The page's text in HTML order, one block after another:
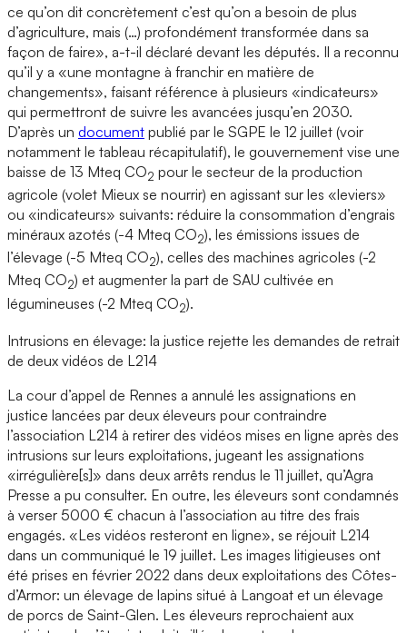
ce qu’on dit concrètement c’est qu’on a besoin de plus
d’agriculture, mais (…) profondément transformée dans sa
façon de faire», a-t-il déclaré devant les députés. Il a reconnu
qu’il y a «une montagne à franchir en matière de
changements», faisant référence à plusieurs «indicateurs»
qui permettront de suivre les avancées jusqu’en 2030.
D’après un document publié par le SGPE le 12 juillet (voir
notamment le tableau récapitulatif), le gouvernement vise une
baisse de 13 Mteq CO2 pour le secteur de la production
agricole (volet Mieux se nourrir) en agissant sur les «leviers»
ou «indicateurs» suivants: réduire la consommation d’engrais
minéraux azotés (-4 Mteq CO2), les émissions issues de
l’élevage (-5 Mteq CO2), celles des machines agricoles (-2
Mteq CO2) et augmenter la part de SAU cultivée en
légumineuses (-2 Mteq CO2).
Intrusions en élevage: la justice rejette les demandes de retrait
de deux vidéos de L214
La cour d’appel de Rennes a annulé les assignations en
justice lancées par deux éleveurs pour contraindre
l’association L214 à retirer des vidéos mises en ligne après des
intrusions sur leurs exploitations, jugeant les assignations
«irrégulière[s]» dans deux arrêts rendus le 11 juillet, qu’Agra
Presse a pu consulter. En outre, les éleveurs sont condamnés
à verser 5000 € chacun à l’association au titre des frais
engagés. «Les vidéos resteront en ligne», se réjouit L214
dans un communiqué le 19 juillet. Les images litigieuses ont
été prises en février 2022 dans deux exploitations des Côtes-
d’Armor: un élevage de lapins situé à Langoat et un élevage
de porcs de Saint-Glen. Les éleveurs reprochaient aux